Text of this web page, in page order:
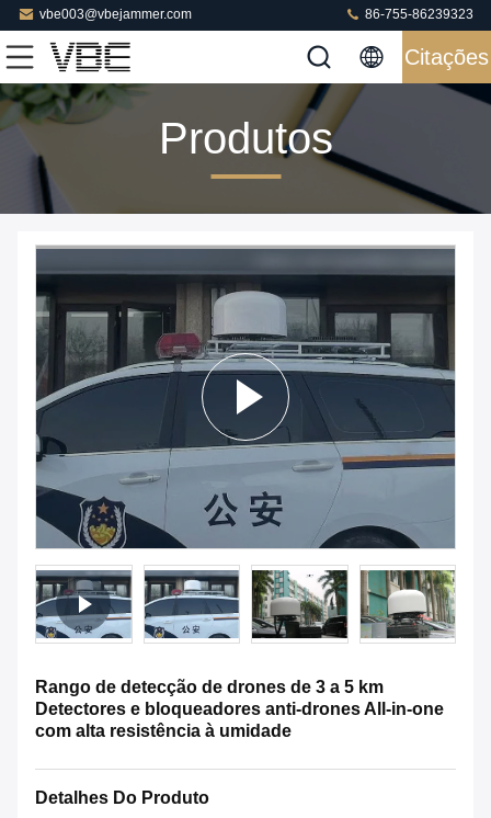
vbe003@vbejammer.com 86-755-86239323
Citações
Produtos
Rango de detecção de drones de 3 a 5 km
Detectores e bloqueadores anti-drones All-in-one
com alta resistência à umidade
Detalhes Do Produto